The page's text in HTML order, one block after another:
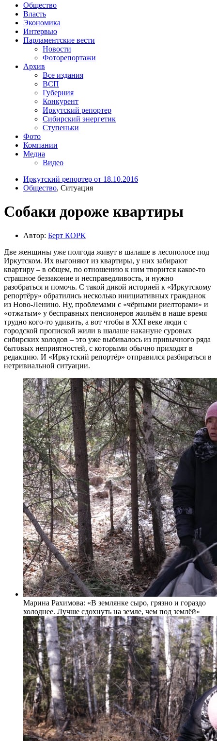
Общество
Власть
Экономика
Интервью
Парламентские вести
Новости
Фоторепортажи
Архив
Все издания
ВСП
Губерния
Конкурент
Иркутский репортер
Сибирский энергетик
Ступеньки
Фото
Компании
Медиа
Видео
Иркутский репортер от 18.10.2016
Общество, Ситуация
Собаки дороже квартиры
Автор: Берт КОРК
Две женщины уже полгода живут в шалаше в лесополосе под
Иркутском. Их выгоняют из квартиры, у них забирают
квартиру – в общем, по отношению к ним творится какое-то
страшное беззаконие и несправедливость, и нужно
разобраться и помочь. С такой дикой историей к «Иркутскому
репортёру» обратились несколько инициативных гражданок
из Ново-Ленино. Ну, проблемами с «чёрными риелторами» и
«отжатым» у бесправных пенсионеров жильём в наше время
трудно кого-то удивить, а вот чтобы в XXI веке люди с
городской пропиской жили в шалаше накануне суровых
сибирских холодов – это уже выбивалось из привычного ряда
бытовых неприятностей, с которыми обычно приходят в
редакцию. И «Иркутский репортёр» отправился разбираться в
нетривиальной ситуации.
Марина Рахимова: «В землянке сыро, грязно и гораздо
холоднее. Лучше сдохнуть на земле, чем под землёй»